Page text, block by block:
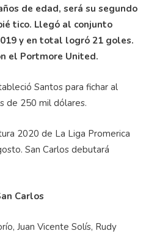
de edad, será su segundo
tico. Llegó al conjunto
y en total logró 21 goles.
el Portmore United.
Santos para fichar al
de 250 mil dólares.
2020 de La Liga Promerica
San Carlos debutará
Carlos
Juan Vicente Solís, Rudy